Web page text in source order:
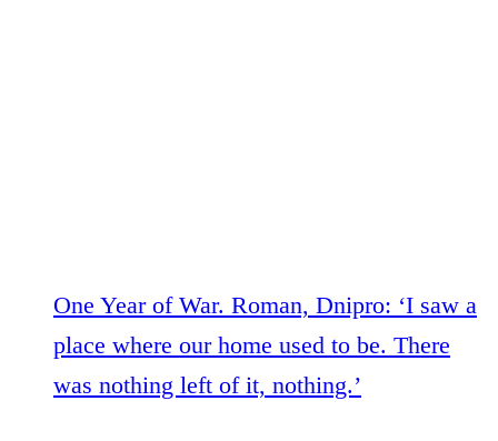
One Year of War. Roman, Dnipro: ‘I saw a
place where our home used to be. There
was nothing left of it, nothing.’